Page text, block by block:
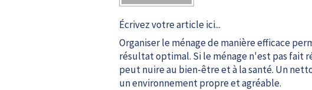
Écrivez votre article ici...
Organiser le ménage de manière efficace
résultat optimal. Si le ménage n'est pas fait
peut nuire au bien-être et à la santé. Un
un environnement propre et agréable.